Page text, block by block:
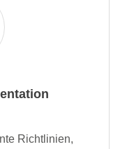
Richtlinien,